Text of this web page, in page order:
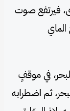
فيرتفع صوت
في موقفٍ
ثم اضطرابه